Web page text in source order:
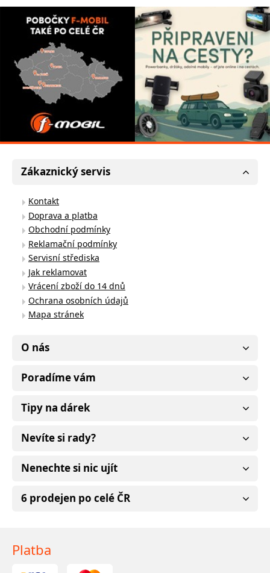
Zákaznický servis
Kontakt
Doprava a platba
Obchodní podmínky
Reklamační podmínky
Servisní střediska
Jak reklamovat
Vrácení zboží do 14 dnů
Ochrana osobních údajů
Mapa stránek
O nás
Poradíme vám
Tipy na dárek
Nevíte si rady?
Nenechte si nic ujít
6 prodejen po celé ČR
Platba